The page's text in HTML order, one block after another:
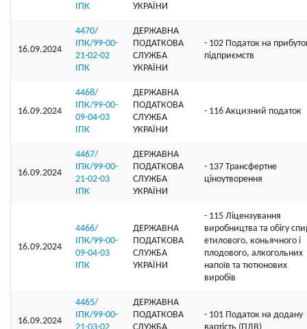
ІПК
УКРАЇНИ
16.09.2024
4470/
ІПК/99-00-
21-02-02
ІПК
ДЕРЖАВНА
ПОДАТКОВА
СЛУЖБА
УКРАЇНИ
- 102 Податок на
підприємств
16.09.2024
4468/
ІПК/99-00-
09-04-03
ІПК
ДЕРЖАВНА
ПОДАТКОВА
СЛУЖБА
УКРАЇНИ
- 116 Акцизний податок
16.09.2024
4467/
ІПК/99-00-
21-02-03
ІПК
ДЕРЖАВНА
ПОДАТКОВА
СЛУЖБА
УКРАЇНИ
- 137 Трансфертне
ціноутворення
16.09.2024
4466/
ІПК/99-00-
09-04-03
ІПК
ДЕРЖАВНА
ПОДАТКОВА
СЛУЖБА
УКРАЇНИ
- 115 Ліцензування
виробництва та обігу
етилового, коньячного і
плодового, алкогольних
напоїв та тютюнових
виробів
16.09.2024
4465/
ІПК/99-00-
ДЕРЖАВНА
ПОДАТКОВА
- 101 Податок на додану